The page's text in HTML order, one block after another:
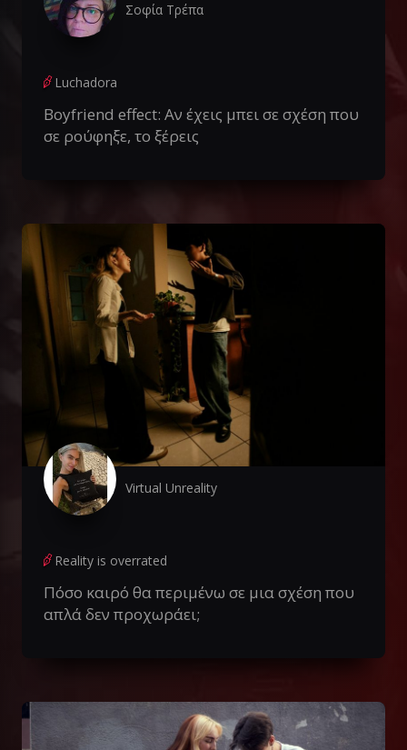
Σοφία Τρέπα
Luchadora
Boyfriend effect: Αν έχεις μπει σε σχέση που
σε ρούφηξε, το ξέρεις
Virtual Unreality
Reality is overrated
Πόσο καιρό θα περιμένω σε μια σχέση που
απλά δεν προχωράει;